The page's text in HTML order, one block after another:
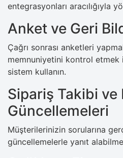
entegrasyonları aracılığıyla
Anket ve Geri
Çağrı sonrası anketleri
memnuniyetini kontrol
sistem kullanın.
Sipariş Takibi ve
Güncellemeleri
Müşterilerinizin sorularına
güncellemelerle yanıt